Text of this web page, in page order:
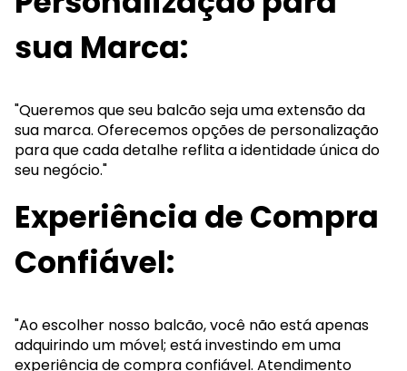
sua Marca:
"Queremos que seu balcão seja uma extensão da
sua marca. Oferecemos opções de personalização
para que cada detalhe reflita a identidade única do
seu negócio."
Experiência de Compra
Confiável:
"Ao escolher nosso balcão, você não está apenas
adquirindo um móvel; está investindo em uma
experiência de compra confiável. Atendimento